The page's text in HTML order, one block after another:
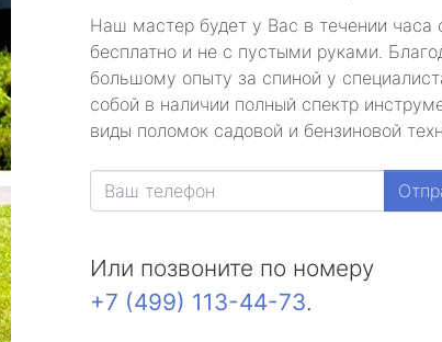
Наш мастер будет у Вас в течении часа
бесплатно и не с пустыми руками.
большому опыту за спиной у
собой в наличии полный спектр
виды поломок садовой и бензиновой
Или позвоните по номеру
+7 (499) 113-44-73.